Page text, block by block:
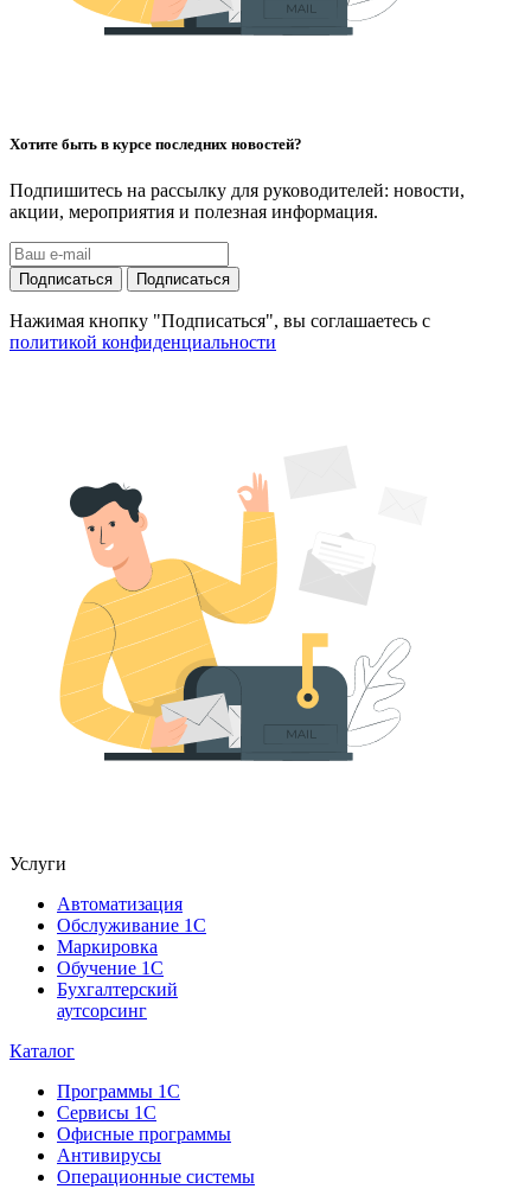
Хотите быть в курсе последних новостей?
Подпишитесь на рассылку для руководителей: новости,
акции, мероприятия и полезная информация.
Подписаться Подписаться
Нажимая кнопку "Подписаться", вы соглашаетесь с
политикой конфиденциальности
Услуги
Автоматизация
Обслуживание 1С
Маркировка
Обучение 1С
Бухгалтерский
аутсорсинг
Каталог
Программы 1С
Сервисы 1С
Офисные программы
Антивирусы
Операционные системы